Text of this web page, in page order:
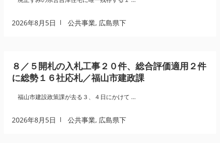
2026年8月5日 公共事業, 広島県下
８／５開札の入札工事２０件、総合評価適用２件
に総勢１６社応札／福山市建政課
福山市建設政策課が去る３、４日にかけて …
2026年8月5日 公共事業, 広島県下